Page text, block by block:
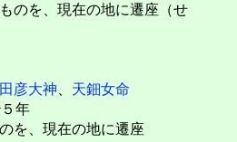
のを、現在の地に遷座（せ
彦大神
天鈿女命
年
を、現在の地に遷座